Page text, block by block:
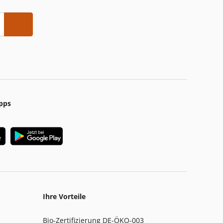
Ihre Vorteile
Bio-Zertifizierung DE-ÖKO-003